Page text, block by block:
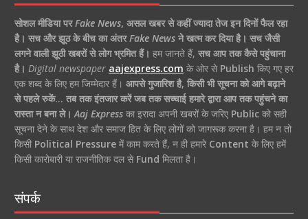
सोशल मीडिया पर Fake News, असल खबर से कहीं ज्यादा तेज इन दिनों फैल रहा
है। सच और झूठ के बीच का अंतर Fake Newsने खत्म कर दिया है। सच जैसी
लगने वाली झूठी खबरों से लोग भ्रमित हैं। हम जानते हैं, सच आप तक कैसे पहुंचाना
है। Digital newspaper aajexpress.com के ओर से Publish किए गए हर
एक शब्द के लिए हम जिम्मेदार हैं। आपसे गुजारिश है, किसी भी सूचना को आगे बढ़ाने
से पहले रुकें… तब तक इंतजार करें जब तक सच्चाई हमारे द्वारा आप तक पहुंचने का
रास्ता न बना ले। Aaj Expressका इरादा अपनी खबरों के जरिए Publicको सही
सूचना देने के साथ देश और समाज हित के लिए लोगों को जागरूक करना है। हम न तो
किसी Political Pressureमें काम करते हैं, न ही हमारे Content के लिए हमें
किसी कारोबारी या राजनीतिक दल से Fund मिलता है।
संपर्क